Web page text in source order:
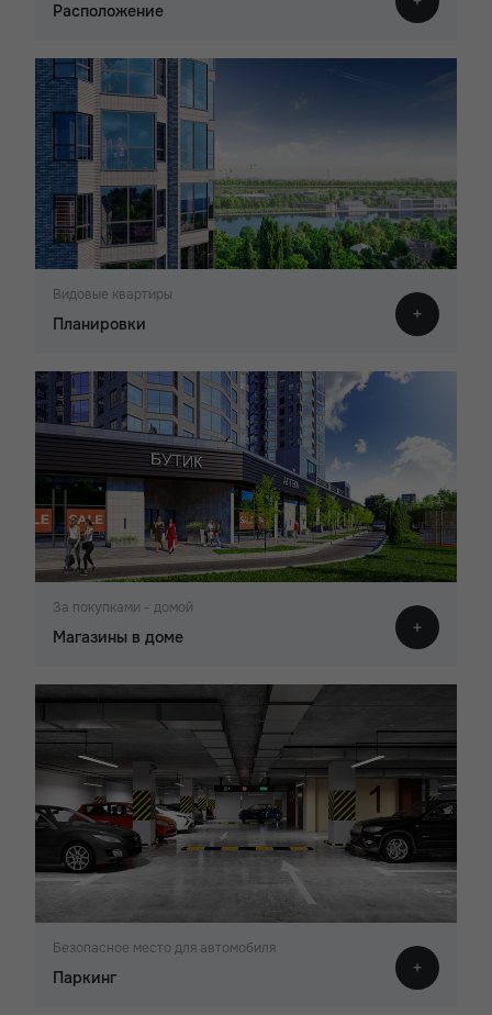
Расположение
Видовые квартиры
Планировки
За покупками - домой
Магазины в доме
Безопасное место для автомобиля
Паркинг